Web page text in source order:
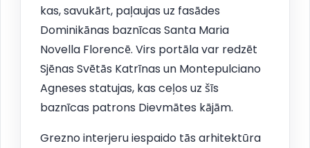
kas, savukārt, paļaujas uz fasādes
Dominikānas baznīcas Santa Maria
Novella Florencē. Virs portāla var redzēt
Sjēnas Svētās Katrīnas un Montepulciano
Agneses statujas, kas ceļos uz šīs
baznīcas patrons Dievmātes kājām.
Grezno interjeru iespaido tās arhitektūra